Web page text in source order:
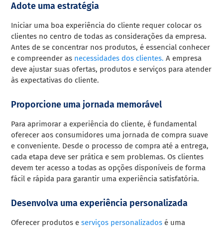
Adote uma estratégia
Iniciar uma boa experiência do cliente requer colocar os
clientes no centro de todas as considerações da empresa.
Antes de se concentrar nos produtos, é essencial conhecer
e compreender as necessidades dos clientes. A empresa
deve ajustar suas ofertas, produtos e serviços para atender
às expectativas do cliente.
Proporcione uma jornada memorável
Para aprimorar a experiência do cliente, é fundamental
oferecer aos consumidores uma jornada de compra suave
e conveniente. Desde o processo de compra até a entrega,
cada etapa deve ser prática e sem problemas. Os clientes
devem ter acesso a todas as opções disponíveis de forma
fácil e rápida para garantir uma experiência satisfatória.
Desenvolva uma experiência personalizada
Oferecer produtos e serviços personalizados é uma